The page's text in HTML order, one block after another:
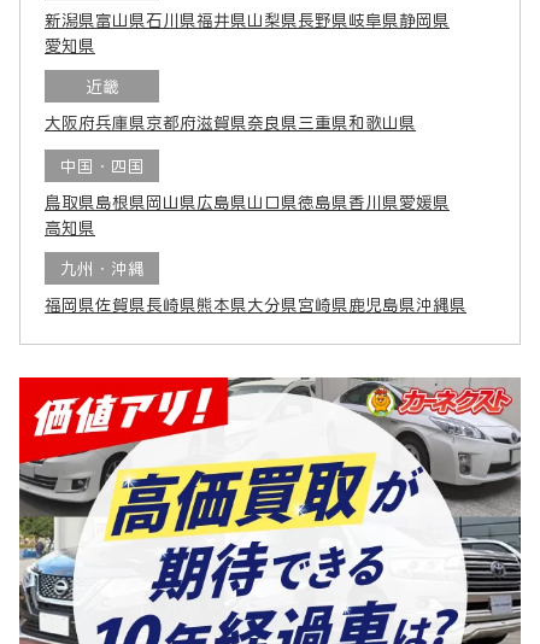
新潟県富山県石川県福井県山梨県長野県岐阜県静岡県
愛知県
近畿
大阪府兵庫県京都府滋賀県奈良県 三重県和歌山県
中国・四国
鳥取県島根県 岡山県広島県山口県徳島県香川県愛媛県
高知県
九州・沖縄
福岡県佐賀県長崎県熊本県大分県宮崎県鹿児島県沖縄県